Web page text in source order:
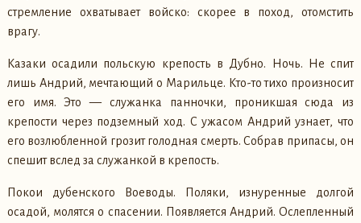
стремление охватывает войско: скорее в поход, отомстить
врагу.
Казаки осадили польскую крепость в Дубно. Ночь. Не спит
лишь Андрий, мечтающий о Марильце. Кто-то тихо произносит
его имя. Это — служанка панночки, проникшая сюда из
крепости через подземный ход. С ужасом Андрий узнает, что
его возлюбленной грозит голодная смерть. Собрав припасы, он
спешит вслед за служанкой в крепость.
Покои дубенского Воеводы. Поляки, изнуренные долгой
осадой, молятся о спасении. Появляется Андрий. Ослепленный